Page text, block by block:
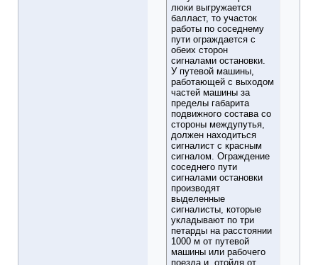
люки выгружается
балласт, то участок
работы по соседнему
пути ограждается с
обеих сторон
сигналами остановки.
У путевой машины,
работающей с выходом
частей машины за
пределы габарита
подвижного состава со
стороны междупутья,
должен находиться
сигналист с красным
сигналом. Ограждение
соседнего пути
сигналами остановки
производят
выделенные
сигналисты, которые
укладывают по три
петарды на расстоянии
1000 м от путевой
машины или рабочего
поезда и, отойдя от